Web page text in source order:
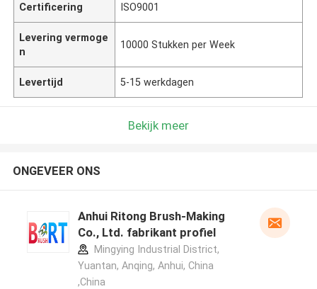
Certificering ISO9001
Levering vermoge
n
10000 Stukken per Week
Levertijd 5-15 werkdagen
Bekijk meer
ONGEVEER ONS
Anhui Ritong Brush-Making
Co., Ltd. fabrikant profiel
Mingying Industrial District,
Yuantan, Anqing, Anhui, China
,China